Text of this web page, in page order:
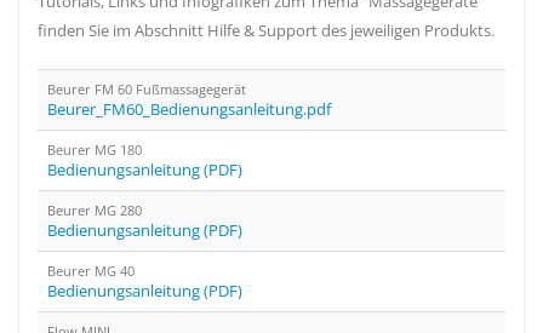
finden Sie im Abschnitt Hilfe & Support des jeweiligen Produkts.
Beurer FM 60 Fußmassagegerät
Beurer_FM60_Bedienungsanleitung.pdf
Beurer MG 180
Bedienungsanleitung (PDF)
Beurer MG 280
Bedienungsanleitung (PDF)
Beurer MG 40
Bedienungsanleitung (PDF)